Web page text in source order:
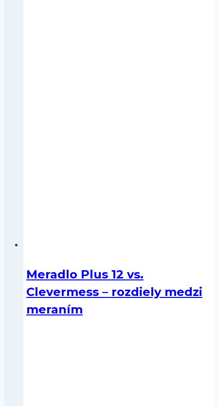
Meradlo Plus 12 vs.
Clevermess – rozdiely medzi
meraním